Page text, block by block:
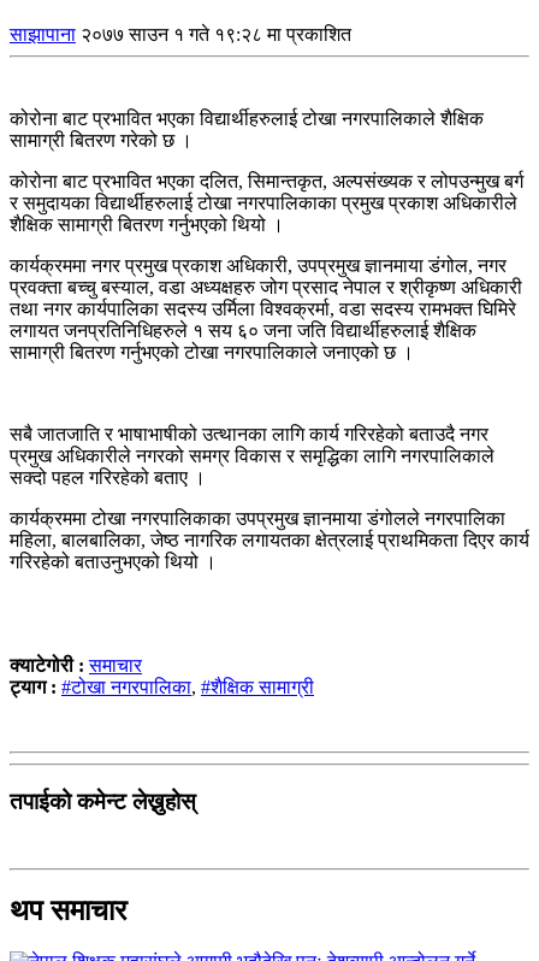
साझापाना २०७७ साउन १ गते १९:२८ मा प्रकाशित
कोरोना बाट प्रभावित भएका विद्यार्थीहरुलाई टोखा नगरपालिकाले शैक्षिक
सामाग्री बितरण गरेको छ ।
कोरोना बाट प्रभावित भएका दलित, सिमान्तकृत, अल्पसंख्यक र लोपउन्मुख बर्ग
र समुदायका विद्यार्थीहरुलाई टोखा नगरपालिकाका प्रमुख प्रकाश अधिकारीले
शैक्षिक सामाग्री बितरण गर्नुभएको थियो ।
कार्यक्रममा नगर प्रमुख प्रकाश अधिकारी, उपप्रमुख ज्ञानमाया डंगोल, नगर
प्रवक्ता बच्चु बस्याल, वडा अध्यक्षहरु जोग प्रसाद नेपाल र श्रीकृष्ण अधिकारी
तथा नगर कार्यपालिका सदस्य उर्मिला विश्वक्रर्मा, वडा सदस्य रामभक्त घिमिरे
लगायत जनप्रतिनिधिहरुले १ सय ६० जना जति विद्यार्थीहरुलाई शैक्षिक
सामाग्री बितरण गर्नुभएको टोखा नगरपालिकाले जनाएको छ ।
सबै जातजाति र भाषाभाषीको उत्थानका लागि कार्य गरिरहेको बताउदै नगर
प्रमुख अधिकारीले नगरको समग्र विकास र समृद्धिका लागि नगरपालिकाले
सक्दो पहल गरिरहेको बताए ।
कार्यक्रममा टोखा नगरपालिकाका उपप्रमुख ज्ञानमाया डंगोलले नगरपालिका
महिला, बालबालिका, जेष्ठ नागरिक लगायतका क्षेत्रलाई प्राथमिकता दिएर कार्य
गरिरहेको बताउनुभएको थियो ।
क्याटेगोरी :समाचार
ट्याग : #टोखा नगरपालिका, #शैक्षिक सामाग्री
तपाईको कमेन्ट लेख्नुहोस्
थप समाचार